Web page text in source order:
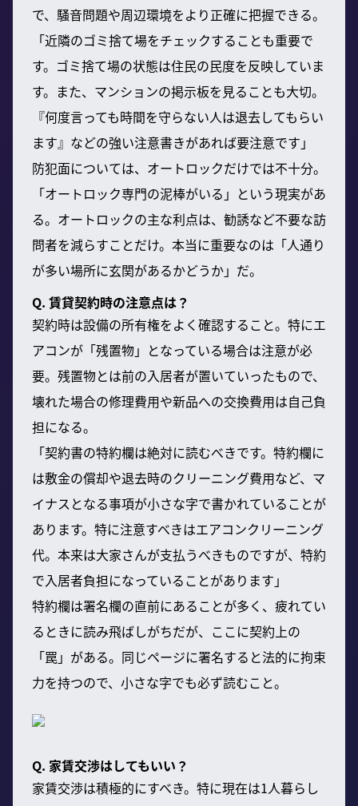
で、騒音問題や周辺環境をより正確に把握できる。
「近隣のゴミ捨て場をチェックすることも重要で
す。ゴミ捨て場の状態は住民の民度を反映していま
す。また、マンションの掲示板を見ることも大切。
『何度言っても時間を守らない人は退去してもらい
ます』などの強い注意書きがあれば要注意です」
防犯面については、オートロックだけでは不十分。
「オートロック専門の泥棒がいる」という現実があ
る。オートロックの主な利点は、勧誘など不要な訪
問者を減らすことだけ。本当に重要なのは「人通り
が多い場所に玄関があるかどうか」だ。
Q. 賃貸契約時の注意点は？
契約時は設備の所有権をよく確認すること。特にエ
アコンが「残置物」となっている場合は注意が必
要。残置物とは前の入居者が置いていったもので、
壊れた場合の修理費用や新品への交換費用は自己負
担になる。
「契約書の特約欄は絶対に読むべきです。特約欄に
は敷金の償却や退去時のクリーニング費用など、マ
イナスとなる事項が小さな字で書かれていることが
あります。特に注意すべきはエアコンクリーニング
代。本来は大家さんが支払うべきものですが、特約
で入居者負担になっていることがあります」
特約欄は署名欄の直前にあることが多く、疲れてい
るときに読み飛ばしがちだが、ここに契約上の
「罠」がある。同じページに署名すると法的に拘束
力を持つので、小さな字でも必ず読むこと。
Q. 家賃交渉はしてもいい？
家賃交渉は積極的にすべき。特に現在は1人暮らし